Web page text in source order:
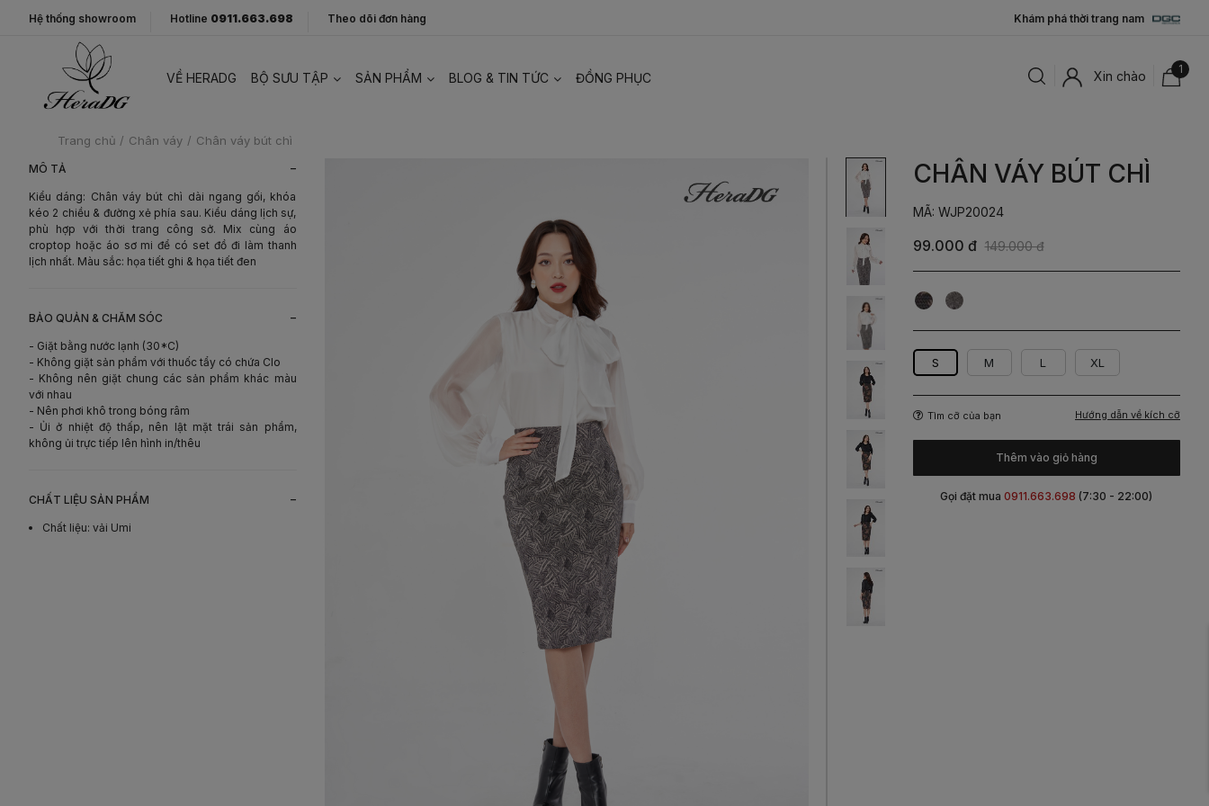
Hệ thống showroom Hotline 0911.663.698 Theo dõi đơn hàng Khám phá thời trang nam
VỀ HERADG BỘ SƯU TẬP SẢN PHẨM BLOG & TIN TỨC ĐỒNG PHỤC Xin chào 1
Trang chủ / Chân váy / Chân váy bút chì
MÔ TẢ -
Kiểu dáng: Chân váy bút chì dài ngang gối, khóa
kéo 2 chiều & đường xẻ phía sau. Kiểu dáng lịch sự,
phù hợp với thời trang công sở. Mix cùng áo
croptop hoặc áo sơ mi để có set đồ đi làm thanh
lịch nhất. Màu sắc: họa tiết ghi & họa tiết đen
BẢO QUẢN & CHĂM SÓC -
- Giặt bằng nước lạnh (30*C)
- Không giặt sản phẩm với thuốc tẩy có chứa Clo
- Không nên giặt chung các sản phẩm khác màu
với nhau
- Nên phơi khô trong bóng râm
- Ủi ở nhiệt độ thấp, nên lật mặt trái sản phẩm,
không ủi trực tiếp lên hình in/thêu
CHẤT LIỆU SẢN PHẨM -
Chất liệu: vải Umi
CHÂN VÁY BÚT CHÌ
MÃ: WJP20024
99.000 đ 149.000 đ
Đen
Hồng
Be
Tiết
S M L XL
Tìm cỡ của bạn Hướng dẫn về kích cỡ
Thêm vào giỏ hàng
Gọi đặt mua0911.663.698 (7:30 - 22:00)